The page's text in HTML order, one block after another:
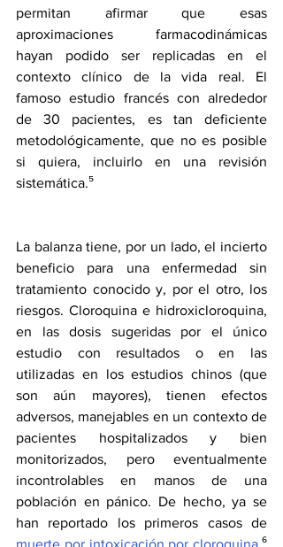
permitan afirmar que esas
aproximaciones farmacodinámicas
hayan podido ser replicadas en el
contexto clínico de la vida real. El
famoso estudio francés con alrededor
de 30 pacientes, es tan deficiente
metodológicamente, que no es posible
si quiera, incluirlo en una revisión
sistemática.⁵
La balanza tiene, por un lado, el incierto
beneficio para una enfermedad sin
tratamiento conocido y, por el otro, los
riesgos. Cloroquina e hidroxicloroquina,
en las dosis sugeridas por el único
estudio con resultados o en las
utilizadas en los estudios chinos (que
son aún mayores), tienen efectos
adversos, manejables en un contexto de
pacientes hospitalizados y bien
monitorizados, pero eventualmente
incontrolables en manos de una
población en pánico. De hecho, ya se
muerte por intoxicación por cloroquina .⁶